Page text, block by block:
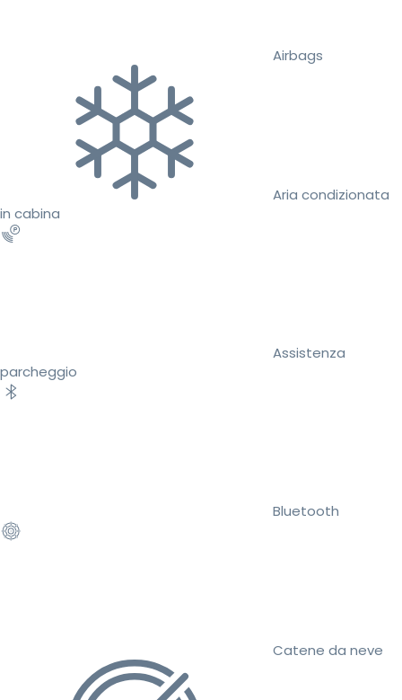
Airbags
Aria condizionata
in cabina
Assistenza
parcheggio
Bluetooth
Catene da neve